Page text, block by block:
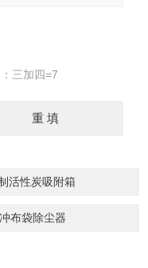
三加四=7
活性炭吸附箱
布袋除尘器